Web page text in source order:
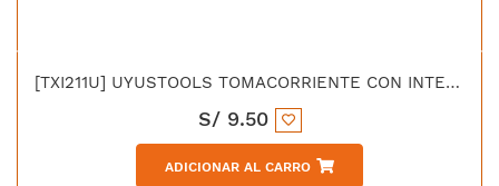
[TXI211U] UYUSTOOLS TOMACORRIENTE CON INTERRUPTOR DE MADERA
S/ 9.50
ADICIONAR AL CARRO